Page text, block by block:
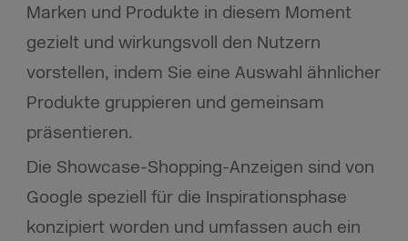
Marken und Produkte in diesem Moment
gezielt und wirkungsvoll den Nutzern
vorstellen, indem Sie eine Auswahl ähnlicher
Produkte gruppieren und gemeinsam
präsentieren.
Die Showcase-Shopping-Anzeigen sind von
Google speziell für die Inspirationsphase
konzipiert worden und umfassen auch ein